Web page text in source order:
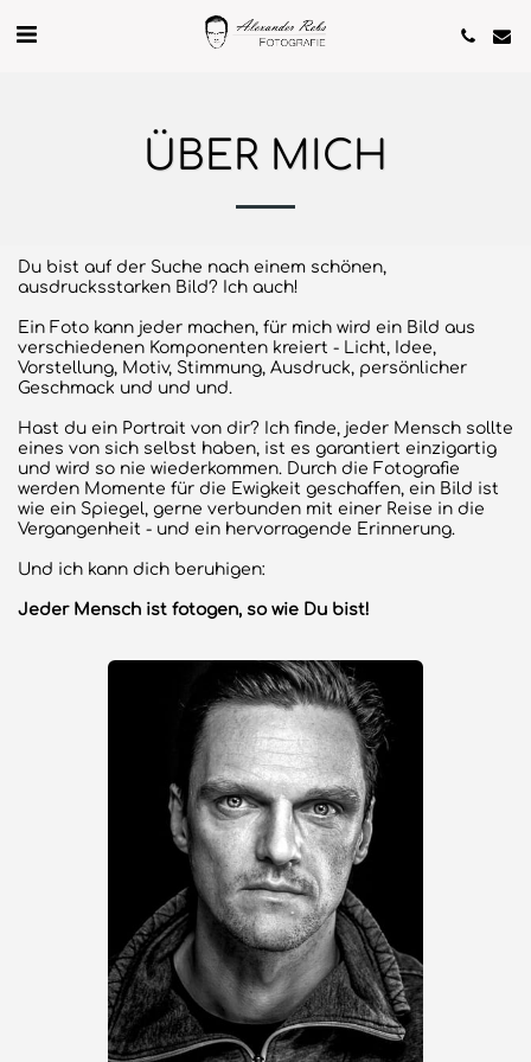
ÜBER MICH
Du bist auf der Suche nach einem schönen,
ausdrucksstarken Bild? Ich auch!
Ein Foto kann jeder machen, für mich wird ein Bild aus
verschiedenen Komponenten kreiert - Licht, Idee,
Vorstellung, Motiv, Stimmung, Ausdruck, persönlicher
Geschmack und und und.
Hast du ein Portrait von dir? Ich finde, jeder Mensch sollte
eines von sich selbst haben, ist es garantiert einzigartig
und wird so nie wiederkommen. Durch die Fotografie
werden Momente für die Ewigkeit geschaffen, ein Bild ist
wie ein Spiegel, gerne verbunden mit einer Reise in die
Vergangenheit - und ein hervorragende Erinnerung.
Und ich kann dich beruhigen:
Jeder Mensch ist fotogen, so wie Du bist!